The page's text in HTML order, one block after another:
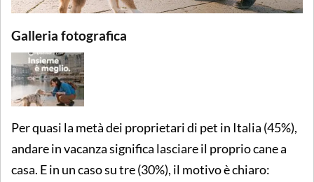
Galleria fotografica
Per quasi la metà dei proprietari di pet in Italia (45%),
andare in vacanza significa lasciare il proprio cane a
casa. E in un caso su tre (30%), il motivo è chiaro: